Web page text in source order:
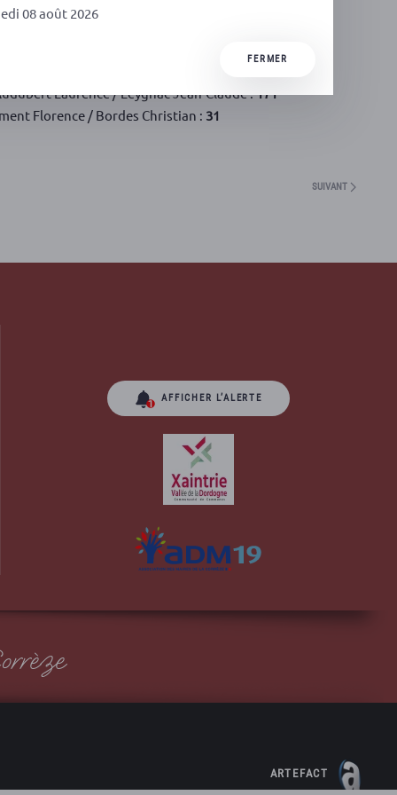
Laurence / Leygnac Jean-Claude :171
Florence / Bordes Christian : 31
SUIVANT
AFFICHER L’ALERTE
ARTEFACT
08 août 2026
FERMER